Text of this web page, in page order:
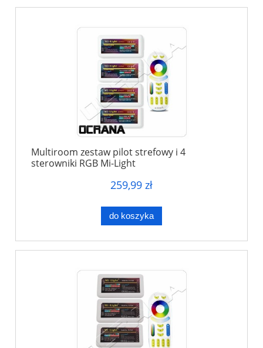
Multiroom zestaw pilot strefowy i 4
sterowniki RGB Mi-Light
259,99 zł
do koszyka